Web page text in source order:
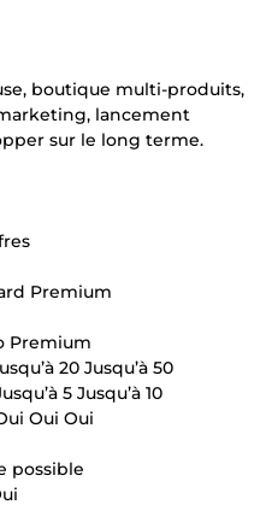
boutique multi-produits,
lancement
sur le long terme.
Premium
Premium
20 Jusqu’à 50
5 Jusqu’à 10
Oui Oui
possible